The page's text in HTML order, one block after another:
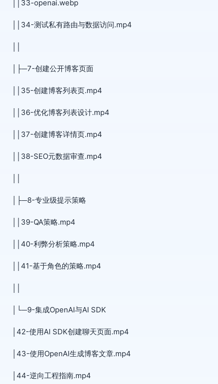
││33-openai.webp
││34-测试私有路由与数据访问.mp4
│├─7-创建公开博客页面
││35-创建博客列表页.mp4
││36-优化博客列表设计.mp4
││37-创建博客详情页.mp4
││38-SEO元数据审查.mp4
│├─8-专业级提示策略
││39-QA策略.mp4
││40-利弊分析策略.mp4
││41-基于角色的策略.mp4
│└─9-集成OpenAI与AI SDK
│42-使用AI SDK创建聊天页面.mp4
│43-使用OpenAI生成博客文章.mp4
│44-逆向工程指南.mp4